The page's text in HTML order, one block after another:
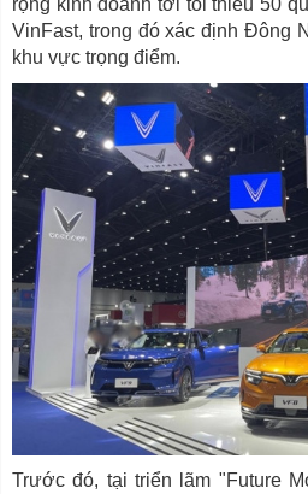
rộng kinh doanh tới tối thiểu 50
VinFast, trong đó xác định Đông
khu vực trọng điểm.
Trước đó, tại triển lãm "Future